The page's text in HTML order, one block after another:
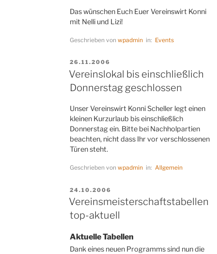
Das wünschen Euch Euer Vereinswirt Konni
mit Nelli und Lizi!
Geschrieben vonwpadmin in: Events
VERÖFFENTLICHT
AM
26.11.2006
Vereinslokal bis einschließlich
Donnerstag geschlossen
Unser Vereinswirt Konni Scheller legt einen
kleinen Kurzurlaub bis einschließlich
Donnerstag ein. Bitte bei Nachholpartien
beachten, nicht dass Ihr vor verschlossenen
Türen steht.
Geschrieben vonwpadmin in: Allgemein
VERÖFFENTLICHT
AM
24.10.2006
Vereinsmeisterschaftstabellen
top-aktuell
Aktuelle Tabellen
Dank eines neuen Programms sind nun die